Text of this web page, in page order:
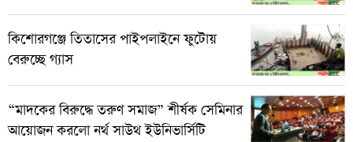
কিশোরগঞ্জে তিতাসের পাইপলাইনে ফুটোয়
বেরুচ্ছে গ্যাস
“মাদকের বিরুদ্ধে তরুণ সমাজ” শীর্ষক সেমিনার
আয়োজন করলো নর্থ সাউথ ইউনিভার্সিটি